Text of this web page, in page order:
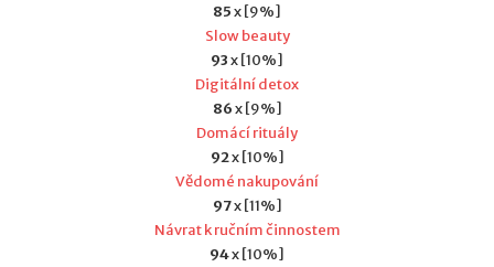
85x [9%]
Slow beauty
93x [10%]
Digitální detox
86x [9%]
Domácí rituály
92x [10%]
Vědomé nakupování
97x [11%]
Návrat k ručním činnostem
94x [10%]